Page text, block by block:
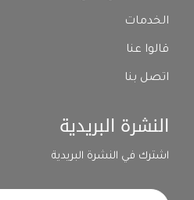
الخدمات
قالوا عنا
اتصل بنا
النشرة البريدية
اشترك في النشرة البريدية